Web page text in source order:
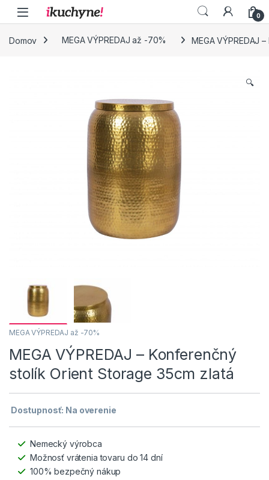
Skip to navigation
Skip to content
0
Domov MEGA VÝPREDAJ až -70% MEGA VÝPREDAJ
🔍
MEGA VÝPREDAJ až -70%
MEGA VÝPREDAJ – Konferenčný
stolík Orient Storage 35cm zlatá
Dostupnosť: Na overenie
Nemecký výrobca
Možnosť vrátenia tovaru do 14 dní
100% bezpečný nákup